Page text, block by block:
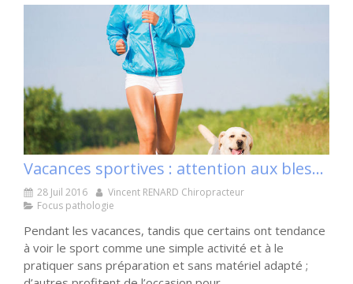
Vacances sportives : attention aux blessures
28 Juil 2016
Vincent RENARD Chiropracteur
Focus pathologie
Pendant les vacances, tandis que certains ont tendance
à voir le sport comme une simple activité et à le
pratiquer sans préparation et sans matériel adapté ;